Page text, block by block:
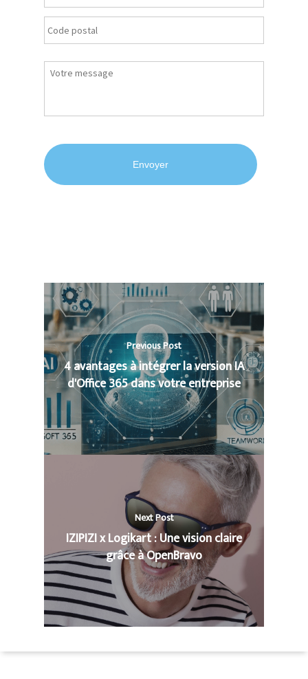
Previous Post
4 avantages à intégrer la version IA
d'Office 365 dans votre entreprise
Next Post
IZIPIZI x Logikart : Une vision claire
grâce à OpenBravo